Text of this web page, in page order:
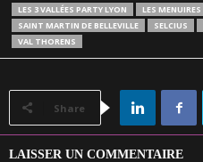
LES 3 VALLÉES PARTY LYON
LES MENUIRES
SAINT MARTIN DE BELLEVILLE
SELCIUS
VAL THORENS
Share
LAISSER UN COMMENTAIRE